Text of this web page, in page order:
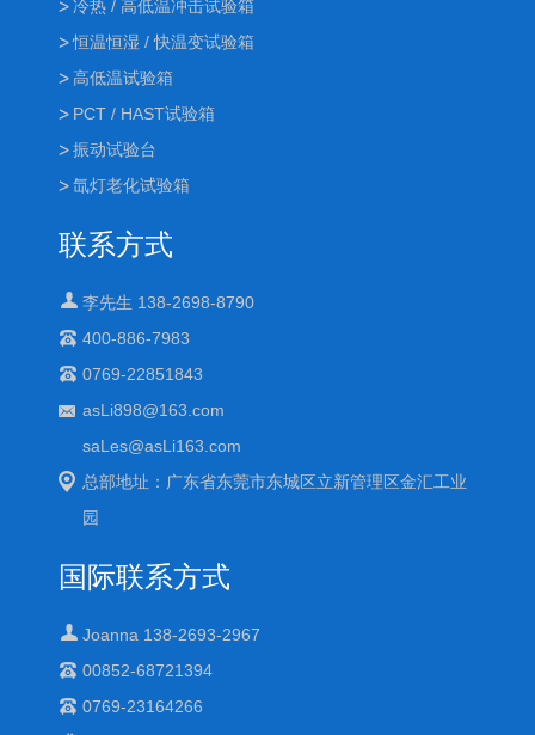
冷热 / 高低温冲击试验箱
恒温恒湿 / 快温变试验箱
高低温试验箱
PCT / HAST试验箱
振动试验台
氙灯老化试验箱
联系方式
李先生 138-2698-8790
400-886-7983
0769-22851843
asLi898@163.com
saLes@asLi163.com
总部地址：广东省东莞市东城区立新管理区金汇工业
园
国际联系方式
Joanna 138-2693-2967
00852-68721394
0769-23164266